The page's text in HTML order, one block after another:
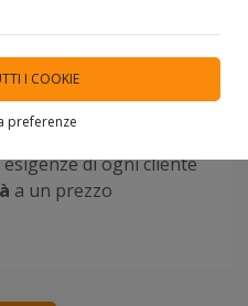
I COOKIE
preferenze
alle stampe di design
creare ambienti
è studiata per andare
di ogni cliente
a un prezzo